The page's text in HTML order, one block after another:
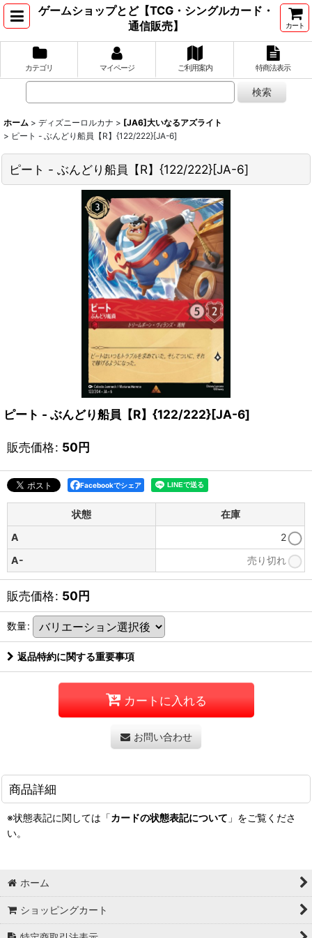
ゲームショップとど【TCG・シングルカード・
通信販売】
カート
カテゴリ マイページ ご利用案内 特商法表示
ホーム > ディズニーロルカナ > [JA6]大いなるアズライト
> ピート - ぶんどり船員【R】{122/222}[JA-6]
ピート - ぶんどり船員【R】{122/222}[JA-6]
ピート - ぶんどり船員【R】{122/222}[JA-6]
販売価格: 50円
Facebookでシェア
状態
在庫
A
2
A-
売り切れ
販売価格: 50円
数量:
返品特約に関する重要事項
カートに入れる
お問い合わせ
商品詳細
※状態表記に関しては「カードの状態表記について 」をご覧くださ
い。
ホーム
ショッピングカート